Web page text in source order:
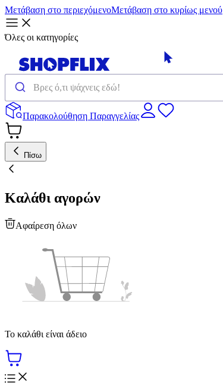
Μετάβαση στο περιεχόμενοΜετάβαση στο κυρίως μενού
Όλες οι κατηγορίες
Παρακολούθηση Παραγγελίας
Πίσω
Καλάθι αγορών
Αφαίρεση όλων
Το καλάθι είναι άδειο